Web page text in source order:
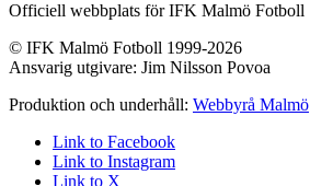
Officiell webbplats för IFK Malmö Fotboll
© IFK Malmö Fotboll 1999-2026
Ansvarig utgivare: Jim Nilsson Povoa
Produktion och underhåll: Webbyrå Malmö
Link to Facebook
Link to Instagram
Link to X